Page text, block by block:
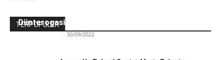
TERPOPULER
Diinterogasi Aparat Polres Sikka
- 30/09/2022